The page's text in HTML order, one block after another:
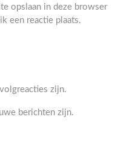
opslaan in deze browser
een reactie plaats.
zijn.
berichten zijn.